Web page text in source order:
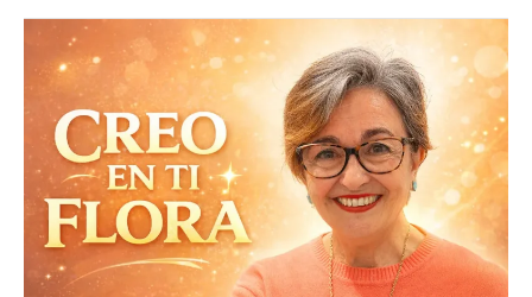
CREO
FLORA